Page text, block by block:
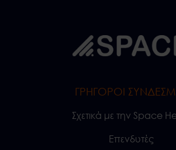
ΓΡΗΓΟΡΟΙ
Σχετικά με την Space
Επενδυτές